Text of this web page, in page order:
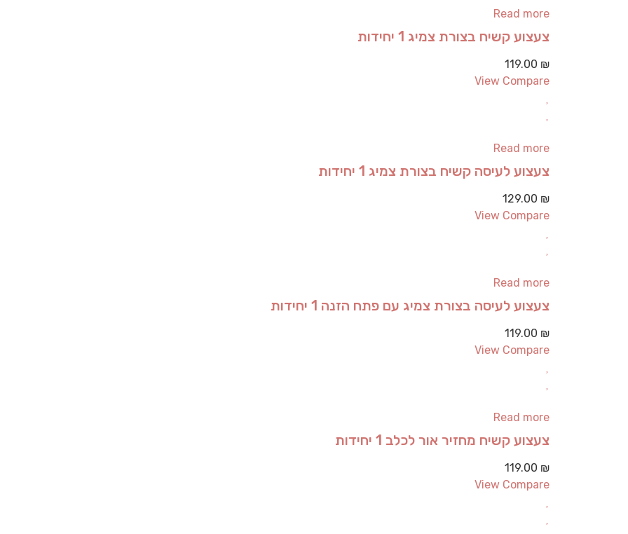
Read more
צעצוע קשיח בצורת צמיג 1 יחידות
119.00 ₪
View Compare
Read more
צעצוע לעיסה קשיח בצורת צמיג 1 יחידות
129.00 ₪
View Compare
Read more
צעצוע לעיסה בצורת צמיג עם פתח הזנה 1 יחידות
119.00 ₪
View Compare
Read more
צעצוע קשיח מחזיר אור לכלב 1 יחידות
119.00 ₪
View Compare